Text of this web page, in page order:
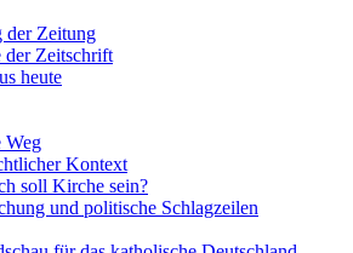
der Zeitung
der Zeitschrift
heute
Weg
Kontext
soll Kirche sein?
und politische Schlagzeilen